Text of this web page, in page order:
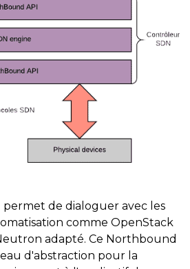
de dialoguer avec les
comme OpenStack
adapté. Ce Northbound
d'abstraction pour la